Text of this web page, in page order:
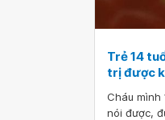
Trẻ 14
trị được
Cháu mình
nói được,